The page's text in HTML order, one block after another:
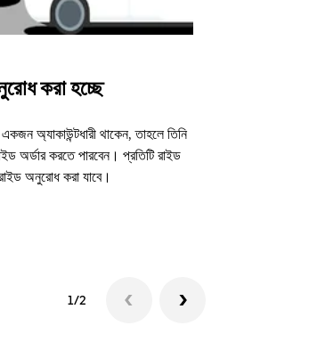
করা হচ্ছে
অ্যাকাউন্টধারী থাকেন, তাহলে তিনি
অর্ডার করতে পারবেন। প্রতিটি রাইড
অনুরোধ করা যাবে।
1/2